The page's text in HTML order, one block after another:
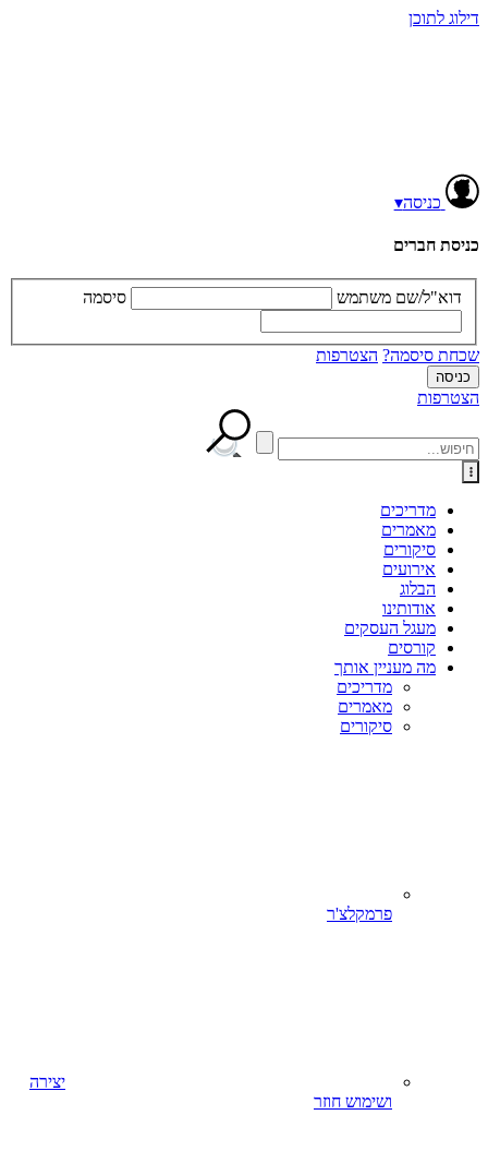
דילוג לתוכן
כניסה▾
כניסת חברים
דוא"ל/שם משתמש סיסמה
שכחת סיסמה? הצטרפות
הצטרפות
מדריכים
מאמרים
סיקורים
אירועים
הבלוג
אודותינו
מעגל העסקים
קורסים
מה מעניין אותך
מדריכים
מאמרים
סיקורים
פרמקלצ'ר
יצירה
ושימוש חוזר